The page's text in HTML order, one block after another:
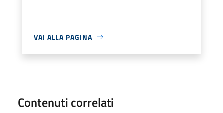
VAI ALLA PAGINA
Contenuti correlati